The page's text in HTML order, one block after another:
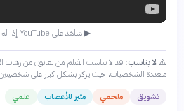
▶ شاهد على YouTube إذا لم يظهر الإعلان
⚠️لا يناسب: قد لا يناسب الفيلم من يعانون من رهاب
متعددة الشخصيات، حيث يركز بشكل كبير على شخصيتين
تشويق ملحمي مثير للأعصاب
علمي